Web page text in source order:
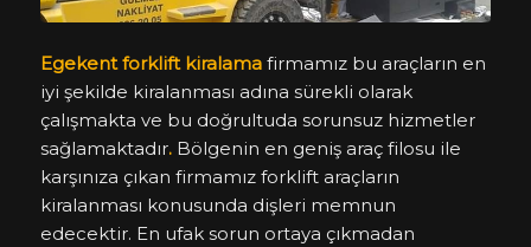
Egekent forklift kiralama firmamız bu araçların en
iyi şekilde kiralanması adına sürekli olarak
çalışmakta ve bu doğrultuda sorunsuz hizmetler
sağlamaktadır.Bölgenin en geniş araç filosu ile
karşınıza çıkan firmamız forklift araçların
kiralanması konusunda dişleri memnun
edecektir. En ufak sorun ortaya çıkmadan